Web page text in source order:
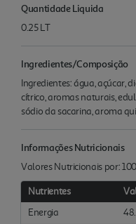
Quantidade Liquida
0.25 LT
Ingredientes/Composição
Ingredientes: água, açúcar,
cítrico, aromas naturais,
sódio da sacarina, aroma
Informações Nutricionais
Valores Nutricionais por:
Nutrientes
Energia